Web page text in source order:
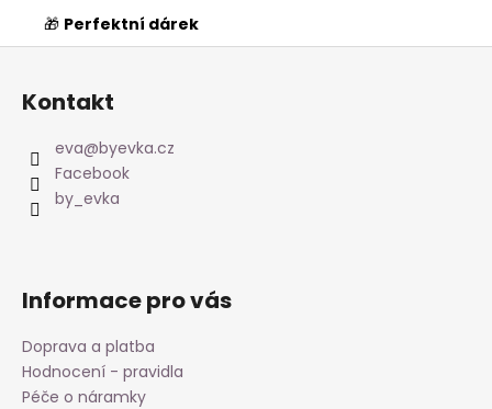
🎁 Perfektní dárek
Z
Kontakt
eva@byevka.cz
Facebook
by_evka
Informace pro vás
Doprava a platba
Hodnocení - pravidla
Péče o náramky